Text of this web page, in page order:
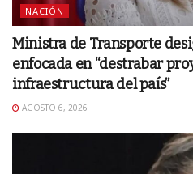
NACIÓN
Ministra de Transporte
enfocada en “destrabar
infraestructura del país”
AGOSTO 6, 2026